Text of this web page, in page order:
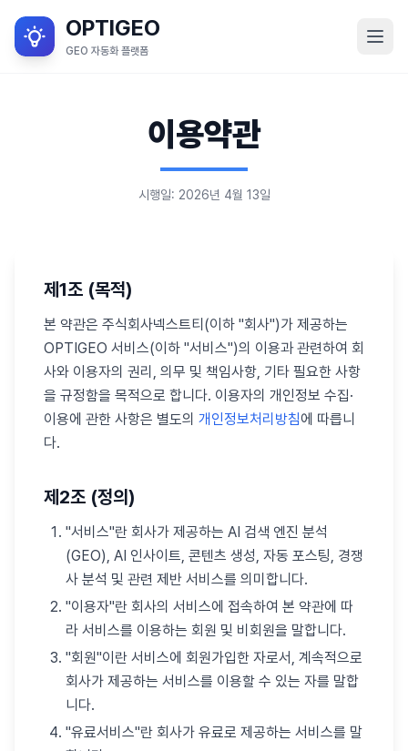
OPTIGEO
GEO 자동화 플랫폼
이용약관
시행일: 2026년 4월 13일
제1조 (목적)
본 약관은 주식회사넥스트티(이하 "회사")가 제공하는
OPTIGEO 서비스(이하 "서비스")의 이용과 관련하여 회
사와 이용자의 권리, 의무 및 책임사항, 기타 필요한 사항
을 규정함을 목적으로 합니다. 이용자의 개인정보 수집·
이용에 관한 사항은 별도의 개인정보처리방침에 따릅니
다.
제2조 (정의)
"서비스"란 회사가 제공하는 AI 검색 엔진 분석
(GEO), AI 인사이트, 콘텐츠 생성, 자동 포스팅, 경쟁
사 분석 및 관련 제반 서비스를 의미합니다.
"이용자"란 회사의 서비스에 접속하여 본 약관에 따
라 서비스를 이용하는 회원 및 비회원을 말합니다.
"회원"이란 서비스에 회원가입한 자로서, 계속적으로
회사가 제공하는 서비스를 이용할 수 있는 자를 말합
니다.
"유료서비스"란 회사가 유료로 제공하는 서비스를 말